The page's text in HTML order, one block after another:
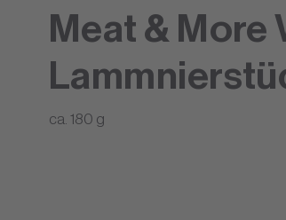
Meat & More
ca. 180 g